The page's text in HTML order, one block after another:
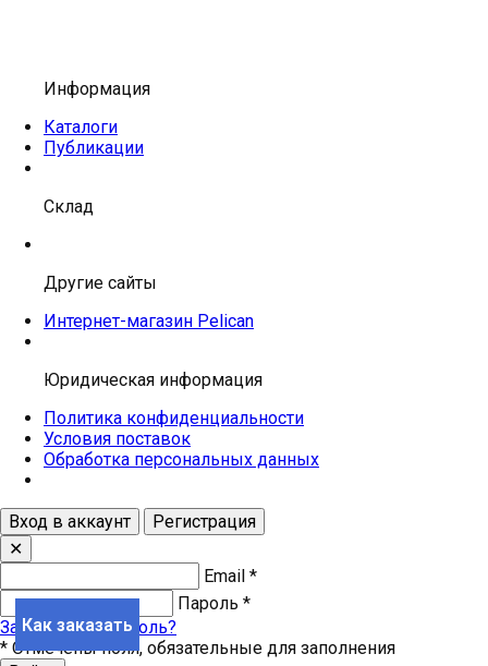
Как заказать
Информация
Каталоги
Публикации
Склад
Другие сайты
Интернет-магазин Pelican
Юридическая информация
Политика конфиденциальности
Условия поставок
Обработка персональных данных
Вход в аккаунт
Регистрация
✕
Email *
Пароль *
Забыли свой пароль?
* Отмечены поля, обязательные для заполнения